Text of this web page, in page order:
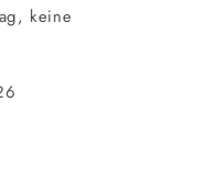
keine